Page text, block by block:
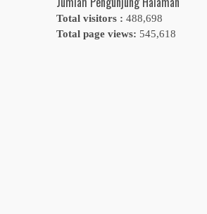
Total visitors :488,698
Total page views: 545,618